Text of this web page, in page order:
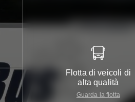
Flotta di veicoli di
alta qualità
Guarda la flotta